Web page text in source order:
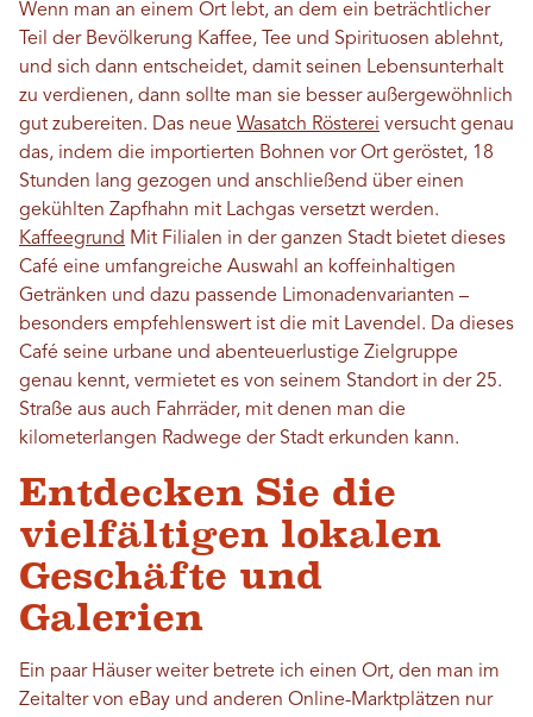
Wenn man an einem Ort lebt, an dem ein beträchtlicher
Teil der Bevölkerung Kaffee, Tee und Spirituosen ablehnt,
und sich dann entscheidet, damit seinen Lebensunterhalt
zu verdienen, dann sollte man sie besser außergewöhnlich
gut zubereiten. Das neue Wasatch Rösterei versucht genau
das, indem die importierten Bohnen vor Ort geröstet, 18
Stunden lang gezogen und anschließend über einen
gekühlten Zapfhahn mit Lachgas versetzt werden.
Kaffeegrund Mit Filialen in der ganzen Stadt bietet dieses
Café eine umfangreiche Auswahl an koffeinhaltigen
Getränken und dazu passende Limonadenvarianten –
besonders empfehlenswert ist die mit Lavendel. Da dieses
Café seine urbane und abenteuerlustige Zielgruppe
genau kennt, vermietet es von seinem Standort in der 25.
Straße aus auch Fahrräder, mit denen man die
kilometerlangen Radwege der Stadt erkunden kann.
Entdecken Sie die
vielfältigen lokalen
Geschäfte und
Galerien
Ein paar Häuser weiter betrete ich einen Ort, den man im
Zeitalter von eBay und anderen Online-Marktplätzen nur